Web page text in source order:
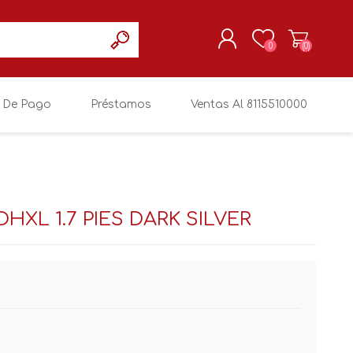
REGISTRARSE
0 (0)
Pago Préstamos Ventas Al 8115510000
1.7 PIES DARK SILVER